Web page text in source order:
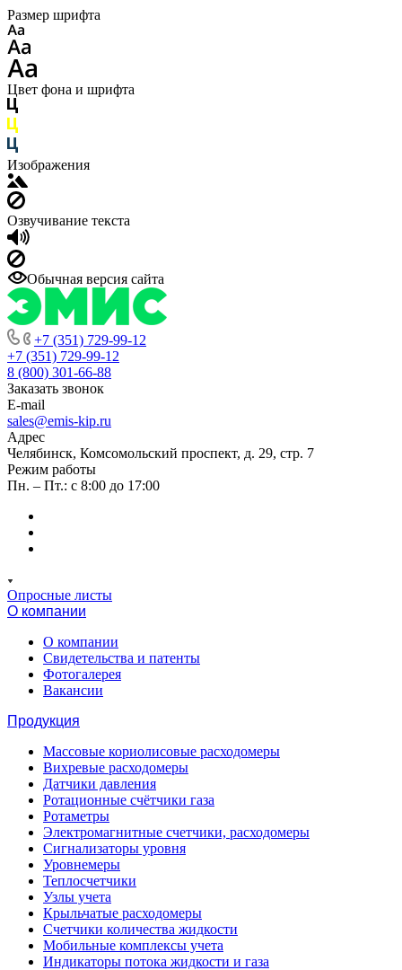
Размер шрифта
Цвет фона и шрифта
Изображения
Озвучивание текста
Обычная версия сайта
+7 (351) 729-99-12
+7 (351) 729-99-12
8 (800) 301-66-88
Заказать звонок
E-mail
sales@emis-kip.ru
Адрес
Челябинск, Комсомольский проспект, д. 29, стр. 7
Режим работы
Пн. – Пт.: с 8:00 до 17:00
Опросные листы
О компании
О компании
Свидетельства и патенты
Фотогалерея
Вакансии
Продукция
Массовые кориолисовые расходомеры
Вихревые расходомеры
Датчики давления
Ротационные счётчики газа
Ротаметры
Электромагнитные счетчики, расходомеры
Сигнализаторы уровня
Уровнемеры
Теплосчетчики
Узлы учета
Крыльчатые расходомеры
Счетчики количества жидкости
Мобильные комплексы учета
Индикаторы потока жидкости и газа